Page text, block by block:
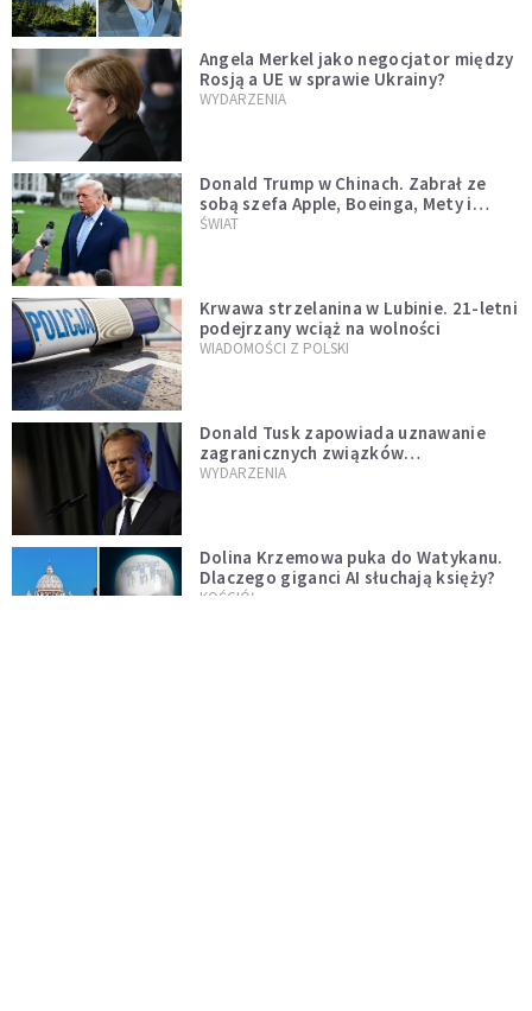
Angela Merkel jako negocjator między
Rosją a UE w sprawie Ukrainy?
WYDARZENIA
Donald Trump w Chinach. Zabrał ze
sobą szefa Apple, Boeinga, Mety i
Muska
ŚWIAT
Krwawa strzelanina w Lubinie. 21-letni
podejrzany wciąż na wolności
WIADOMOŚCI Z POLSKI
Donald Tusk zapowiada uznawanie
zagranicznych związków
jednopłciowych. "Państwo oblało ten
WYDARZENIA
Dolina Krzemowa puka do Watykanu.
Dlaczego giganci AI słuchają księży?
KOŚCIÓŁ